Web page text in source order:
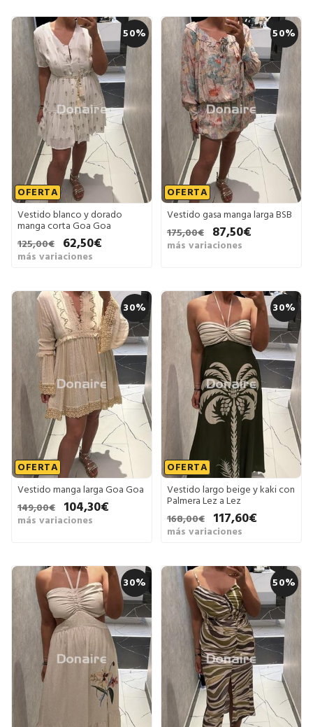
50%
OFERTA
Vestido blanco y dorado
manga corta Goa Goa
125,00€
62,50€
más variaciones
50%
OFERTA
Vestido gasa manga larga BSB
175,00€
87,50€
más variaciones
30%
OFERTA
Vestido manga larga Goa Goa
149,00€
104,30€
más variaciones
30%
OFERTA
Vestido largo beige y kaki con
Palmera Lez a Lez
168,00€
117,60€
más variaciones
30% 50%